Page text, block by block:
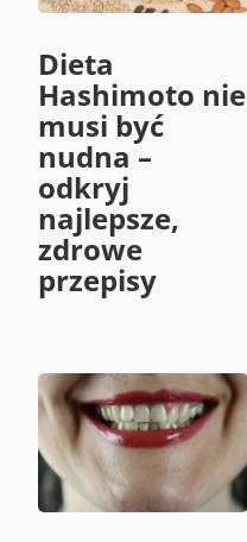
Dieta
Hashimoto nie
musi być
nudna –
odkryj
najlepsze,
zdrowe
przepisy